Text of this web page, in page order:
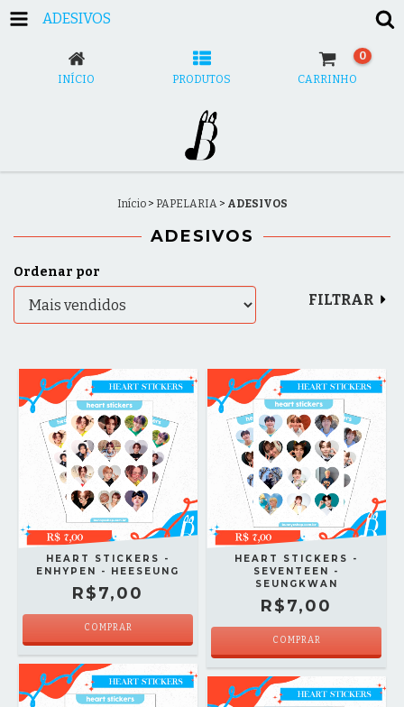
ADESIVOS
INÍCIO PRODUTOS CARRINHO
0
Início > PAPELARIA > ADESIVOS
ADESIVOS
Ordenar por
FILTRAR
HEART STICKERS -
ENHYPEN - HEESEUNG
R$7,00
COMPRAR
HEART STICKERS -
SEVENTEEN -
SEUNGKWAN
R$7,00
COMPRAR